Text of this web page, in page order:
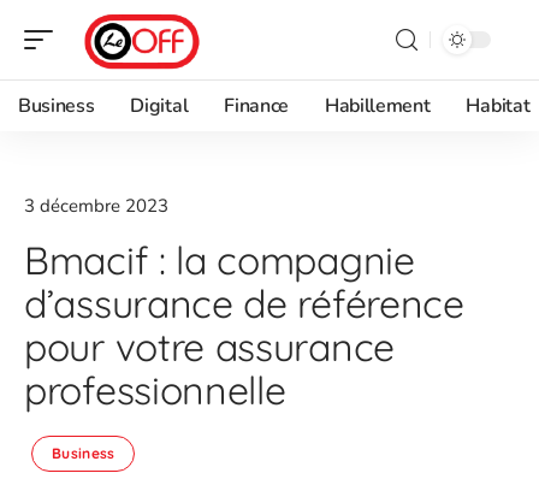
Business Digital Finance Habillement Habitat
3 décembre 2023
Bmacif : la compagnie
d’assurance de référence
pour votre assurance
professionnelle
Business